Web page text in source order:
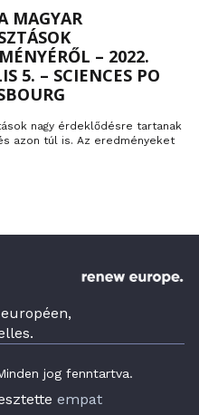
MAGYAR
– 2022.
5. – SCIENCES PO
nagy érdeklődésre tartanak
azon túl is. Az eredményeket
jog fenntartva.
empat